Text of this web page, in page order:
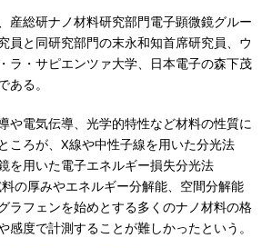
産総研ナノ材料研究部門電子顕微鏡グルー
員と同研究部門の末永和知首席研究員、ウ
ラ・サピエンツァ大学、日本電子の森下茂
ある。
や電気伝導、光学的特性など材料の性質に
ころが、X線や中性子線を用いた分光法
を用いた電子エネルギー損失分光法
料の厚みやエネルギー分解能、空間分解能
ラフェンを始めとする多くのナノ材料の格
感度で計測することが難しかったという。